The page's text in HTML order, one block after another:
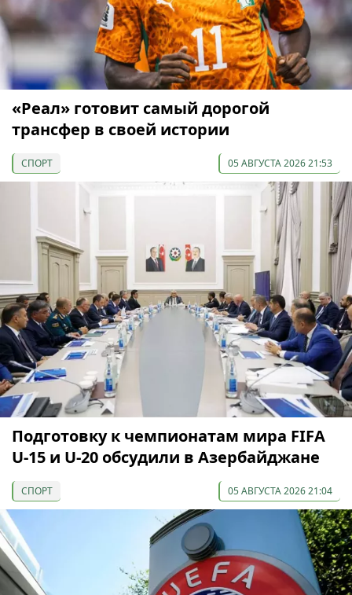
«Реал» готовит самый дорогой
трансфер в своей истории
СПОРТ 05 АВГУСТА 2026 21:53
Подготовку к чемпионатам мира FIFA
U-15 и U-20 обсудили в Азербайджане
СПОРТ 05 АВГУСТА 2026 21:04